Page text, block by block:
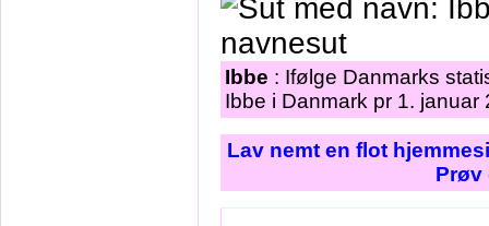
Ibbe : Ifølge Danmarks
Ibbe i Danmark pr 1. januar
Lav nemt en flot
Prøv